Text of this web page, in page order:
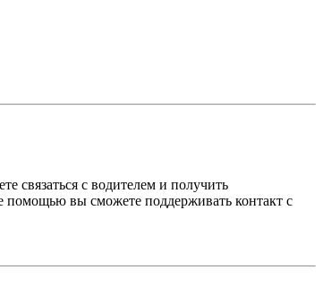
связаться с водителем и получить
помощью вы сможете поддерживать контакт с